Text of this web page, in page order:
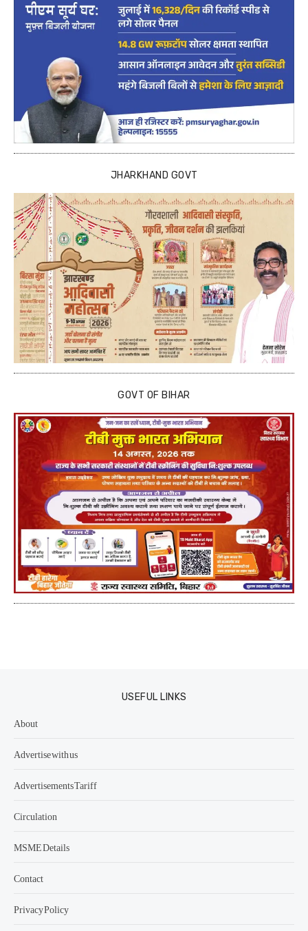
JHARKHAND GOVT
GOVT OF BIHAR
USEFUL LINKS
About
Advertise with us
Advertisements Tariff
Circulation
MSME Details
Contact
Privacy Policy